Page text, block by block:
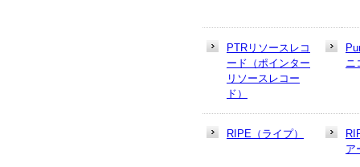
PTRリソースレコ
ード（ポインター
リソースレコー
ド）
ニ
RIPE（ライプ）
ア